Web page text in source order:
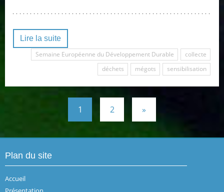
Lire la suite
Semaine Européenne du Développement Durable
collecte
déchets
mégots sensibilisation
1 2 »
Plan du site
Accueil